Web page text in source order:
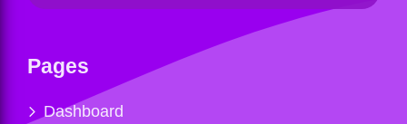
Pages
Dashboard